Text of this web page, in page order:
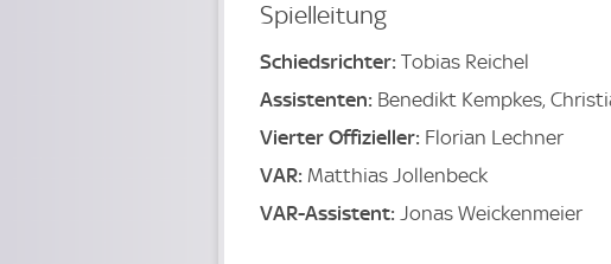
Spielleitung
Schiedsrichter: Tobias Reichel
Assistenten: Benedikt Kempkes,
Vierter Offizieller: Florian Lechner
VAR: Matthias Jollenbeck
VAR-Assistent: Jonas Weickenmeier